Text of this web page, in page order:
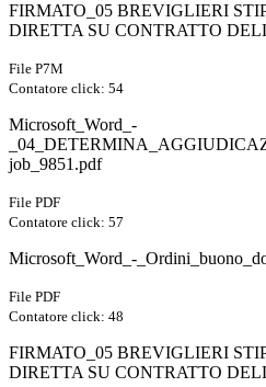
FIRMATO_05 BREVIGLIERI
DIRETTA SU CONTRATTO
File P7M
Contatore click: 54
Microsoft_Word_-
job_9851.pdf
File PDF
Contatore click: 57
Microsoft_Word_-
File PDF
Contatore click: 48
FIRMATO_05 BREVIGLIERI
DIRETTA SU CONTRATTO